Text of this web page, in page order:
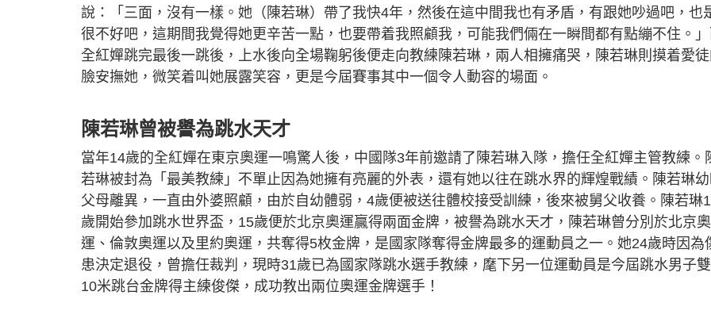
說：「三面，沒有一樣。她（陳若琳）帶了我快4年，然後在這中間我也有矛盾，有跟她吵過吧，也
很不好吧，這期間我覺得她更辛苦一點，也要帶着我照顧我，可能我們倆在一瞬間都有點繃不住。
全紅嬋跳完最後一跳後，上水後向全場鞠躬後便走向教練陳若琳，兩人相擁痛哭，陳若琳則摸着愛
臉安撫她，微笑着叫她展露笑容，更是今屆賽事其中一個令人動容的場面。
陳若琳曾被譽為跳水天才
當年14歲的全紅嬋在東京奧運一鳴驚人後，中國隊3年前邀請了陳若琳入隊，擔任全紅嬋主管教練。
若琳被封為「最美教練」不單止因為她擁有亮麗的外表，還有她以往在跳水界的輝煌戰績。陳若琳
父母離異，一直由外婆照顧，由於自幼體弱，4歲便被送往體校接受訓練，後來被舅父收養。陳若琳
歲開始參加跳水世界盃，15歲便於北京奧運贏得兩面金牌，被譽為跳水天才，陳若琳曾分別於北京奧
運、倫敦奧運以及里約奧運，共奪得5枚金牌，是國家隊奪得金牌最多的運動員之一。她24歲時因為
患決定退役，曾擔任裁判，現時31歲已為國家隊跳水選手教練，麾下另一位運動員是今屆跳水男子
10米跳台金牌得主練俊傑，成功教出兩位奧運金牌選手！